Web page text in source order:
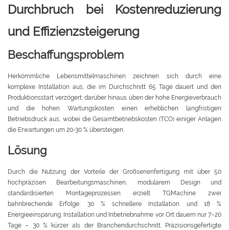
Durchbruch bei Kostenreduzierung
und Effizienzsteigerung
Beschaffungsproblem
Herkömmliche Lebensmittelmaschinen zeichnen sich durch eine
komplexe Installation aus, die im Durchschnitt 65 Tage dauert und den
Produktionsstart verzögert; darüber hinaus üben der hohe Energieverbrauch
und die hohen Wartungskosten einen erheblichen langfristigen
Betriebsdruck aus, wobei die Gesamtbetriebskosten (TCO) einiger Anlagen
die Erwartungen um 20-30 % übersteigen.
Lösung
Durch die Nutzung der Vorteile der Großserienfertigung mit über 50
hochpräzisen Bearbeitungsmaschinen, modularem Design und
standardisierten Montageprozessen erzielt TGMachine zwei
bahnbrechende Erfolge: 30 % schnellere Installation und 18 %
Energieeinsparung. Installation und Inbetriebnahme vor Ort dauern nur 7–20
Tage – 30 % kürzer als der Branchendurchschnitt. Präzisionsgefertigte